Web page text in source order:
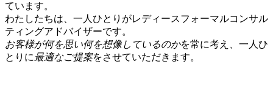
ています。
わたしたちは、一人ひとりがレディースフォーマルコンサル
ティングアドバイザーです。
お客様が何を思い何を想像しているのかを常に考え、一人ひ
とりに最適なご提案をさせていただきます。